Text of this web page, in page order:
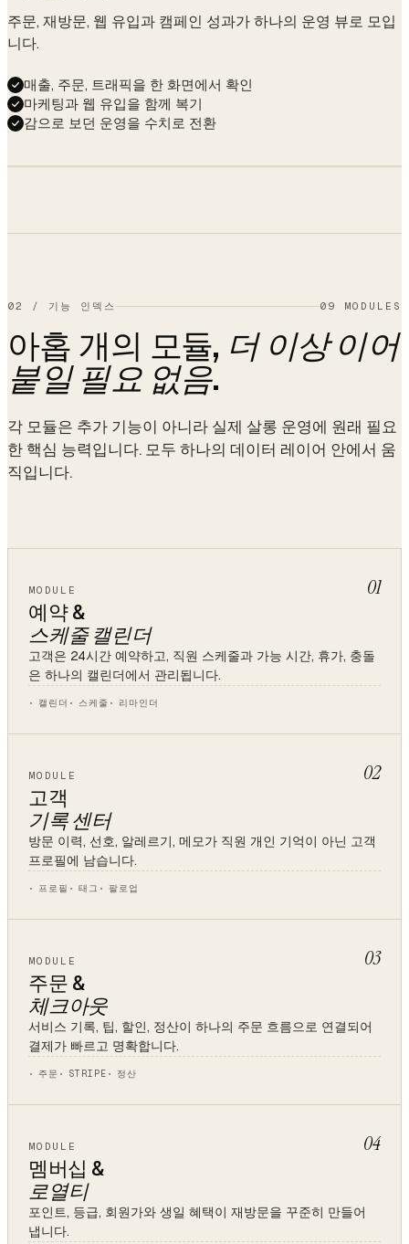
Gift balance
주문, 재방문, 웹 유입과 캠페인 성과가 하나의 운영 뷰로 모입
니다.
매출, 주문, 트래픽을 한 화면에서 확인
마케팅과 웹 유입을 함께 복기
감으로 보던 운영을 수치로 전환
14.2%
Storefront
02 / 기능 인덱스 09 MODULES
아홉 개의 모듈, 더 이상 이어
붙일 필요 없음.
각 모듈은 추가 기능이 아니라 실제 살롱 운영에 원래 필요
한 핵심 능력입니다. 모두 하나의 데이터 레이어 안에서 움
직입니다.
MODULE 01
예약 &
스케줄 캘린더
고객은 24시간 예약하고, 직원 스케줄과 가능 시간, 휴가, 충돌
은 하나의 캘린더에서 관리됩니다.
캘린더 스케줄 리마인더
MODULE 02
고객
기록 센터
방문 이력, 선호, 알레르기, 메모가 직원 개인 기억이 아닌 고객
프로필에 남습니다.
프로필 태그 팔로업
MODULE 03
주문 &
체크아웃
서비스 기록, 팁, 할인, 정산이 하나의 주문 흐름으로 연결되어
결제가 빠르고 명확합니다.
주문 STRIPE 정산
MODULE 04
멤버십 &
로열티
포인트, 등급, 회원가와 생일 혜택이 재방문을 꾸준히 만들어
냅니다.